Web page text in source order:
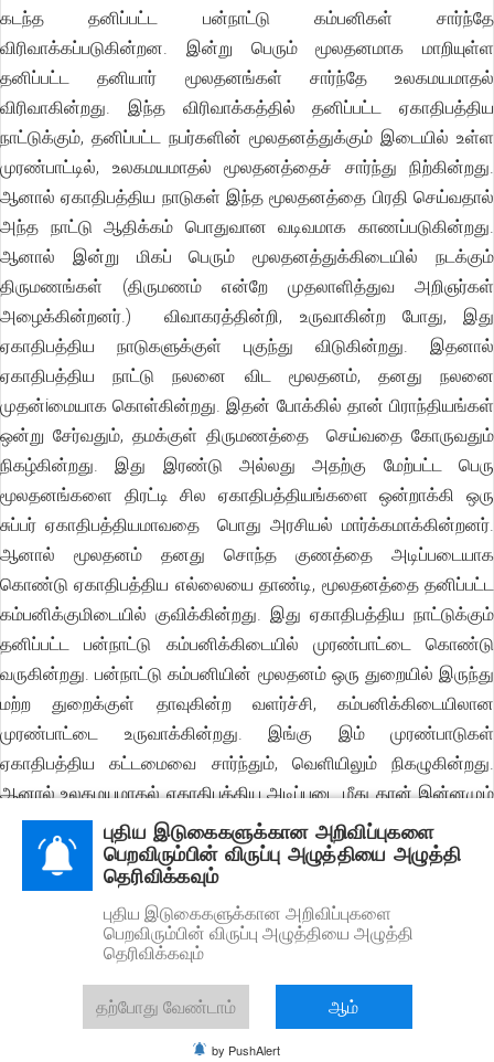
கடந்த தனிப்பட்ட பன்நாட்டு கம்பனிகள் சார்ந்தே
விரிவாக்கப்படுகின்றன. இன்று பெரும் மூலதனமாக மாறியுள்ள
தனிப்பட்ட தனியார் மூலதனங்கள் சார்ந்தே உலகமயமாதல்
விரிவாகின்றது. இந்த விரிவாக்கத்தில் தனிப்பட்ட ஏகாதிபத்திய
நாட்டுக்கும், தனிப்பட்ட நபர்களின் மூலதனத்துக்கும் இடையில் உள்ள
முரண்பாட்டில், உலகமயமாதல் மூலதனத்தைச் சார்ந்து நிற்கின்றது.
ஆனால் ஏகாதிபத்திய நாடுகள் இந்த மூலதனத்தை பிரதி செய்வதால்
அந்த நாட்டு ஆதிக்கம் பொதுவான வடிவமாக காணப்படுகின்றது.
ஆனால் இன்று மிகப் பெரும் மூலதனத்துக்கிடையில் நடக்கும்
திருமணங்கள் (திருமணம் என்றே முதலாளித்துவ அறிஞர்கள்
அழைக்கின்றனர்.) விவாகரத்தின்றி, உருவாகின்ற போது, இது
ஏகாதிபத்திய நாடுகளுக்குள் புகுந்து விடுகின்றது. இதனால்
ஏகாதிபத்திய நாட்டு நலனை விட மூலதனம், தனது நலனை
முதன்iமையாக கொள்கின்றது. இதன் போக்கில் தான் பிராந்தியங்கள்
ஒன்று சேர்வதும், தமக்குள் திருமணத்தை செய்வதை கோருவதும்
நிகழ்கின்றது. இது இரண்டு அல்லது அதற்கு மேற்பட்ட பெரு
மூலதனங்களை திரட்டி சில ஏகாதிபத்தியங்களை ஒன்றாக்கி ஒரு
சுப்பர் ஏகாதிபத்தியமாவதை பொது அரசியல் மார்க்கமாக்கின்றனர்.
ஆனால் மூலதனம் தனது சொந்த குணத்தை அடிப்படையாக
கொண்டு ஏகாதிபத்திய எல்லையை தாண்டி, மூலதனத்தை தனிப்பட்ட
கம்பனிக்குமிடையில் குவிக்கின்றது. இது ஏகாதிபத்திய நாட்டுக்கும்
தனிப்பட்ட பன்நாட்டு கம்பனிக்கிடையில் முரண்பாட்டை கொண்டு
வருகின்றது. பன்நாட்டு கம்பனியின் மூலதனம் ஒரு துறையில் இருந்து
மற்ற துறைக்குள் தாவுகின்ற வளர்ச்சி, கம்பனிக்கிடையிலான
முரண்பாட்டை உருவாக்கின்றது. இங்கு இம் முரண்பாடுகள்
ஏகாதிபத்திய கட்டமைவை சார்ந்தும், வெளியிலும் நிகழுகின்றது.
ஆனால் உலகமயமாதல் ஏகாதிபத்திய அடிப்படை மீது தான் இன்னமும்
தன்னை கட்டமைக்கின்றது. புதிய போக்கும், புதிய நிலைமையில் புதிய
வழியில் வளர்ச்சியுற்று வருகின்றது. இதுவே உலகமயமாதலின் அடுத்த
கட்ட பாய்ச்சலாகும். இது நிச்சயமாக தனிப்பட ஏகாதிபத்திய நாட்டை
சார்ந்திருக்காது. இது சில ஏகாதிபத்தியத்தை ஒன்றிணைத்து
அதைச் சார்ந்தும் நிற்கும். அதை கடந்து செல்லும் போது, கம்பனிகள்
விழுங்கும் போது, பரந்து பட்ட மக்களை எதிரியாக எதிர் அணியில்
நிறுத்தும். அதுவே இறுதியானதும், உச்ச சுரண்டலை விரிவாக்கும்
புதிய இடுகைகளுக்கான அறிவிப்புகளை
பெறவிரும்பின் விருப்பு அழுத்தியை அழுத்தி
தெரிவிக்கவும்
புதிய இடுகைகளுக்கான அறிவிப்புகளை
பெறவிரும்பின் விருப்பு அழுத்தியை அழுத்தி
தெரிவிக்கவும்
தற்போது வேண்டாம் ஆம்
by PushAlert